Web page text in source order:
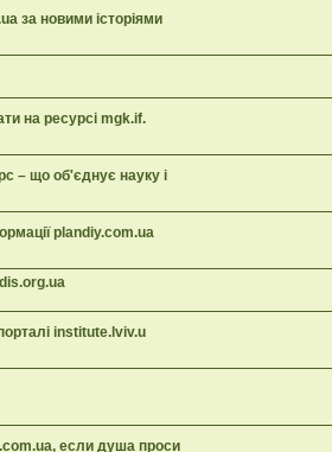
за новими історіями
на ресурсі mgk.if.
– що об'єднує науку і
plandiy.com.ua
institute.lviv.u
если душа проси